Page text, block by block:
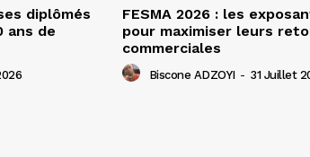
diplômés
ans de
FESMA 2026 : les
pour maximiser leurs
commerciales
Biscone ADZOYI - 31 Juillet